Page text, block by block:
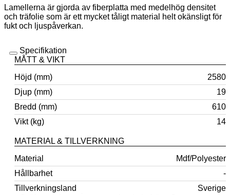
Lamellerna är gjorda av fiberplatta med medelhög densitet
och träfolie som är ett mycket tåligt material helt okänsligt för
fukt och ljuspåverkan.
Specifikation
MÅTT & VIKT
Höjd (mm)
2580
Djup (mm)
19
Bredd (mm)
610
Vikt (kg)
14
MATERIAL & TILLVERKNING
Material
Mdf/Polyester
Hållbarhet
-
Tillverkningsland
Sverige